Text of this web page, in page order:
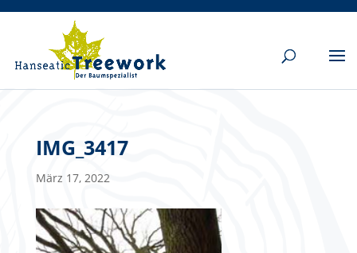
IMG_3417
März 17, 2022